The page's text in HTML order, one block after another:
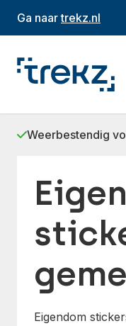
Ga naartrekz.nl
Weerbestendig
Eigendom